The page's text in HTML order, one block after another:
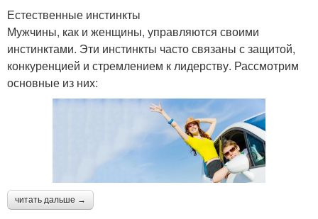
Естественные инстинкты
Мужчины, как и женщины, управляются своими
инстинктами. Эти инстинкты часто связаны с защитой,
конкуренцией и стремлением к лидерству. Рассмотрим
основные из них:
читать дальше →